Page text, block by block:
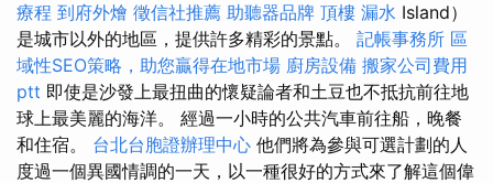
療程 到府外燴 徵信社推薦 助聽器品牌 頂樓 漏水 Island）
是城市以外的地區，提供許多精彩的景點。 記帳事務所 區
域性SEO策略，助您贏得在地市場 廚房設備 搬家公司費用
ptt 即使是沙發上最扭曲的懷疑論者和土豆也不抵抗前往地
球上最美麗的海洋。 經過一小時的公共汽車前往船，晚餐
和住宿。 台北台胞證辦理中心 他們將為參與可選計劃的人
度過一個異國情調的一天，以一種很好的方式來了解這個偉